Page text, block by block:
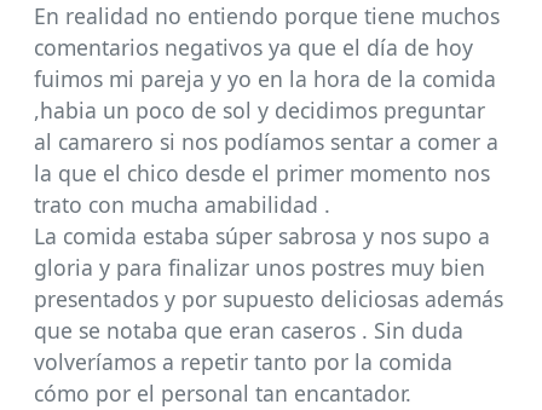
En realidad no entiendo porque tiene muchos
comentarios negativos ya que el día de hoy
fuimos mi pareja y yo en la hora de la comida
,habia un poco de sol y decidimos preguntar
al camarero si nos podíamos sentar a comer a
la que el chico desde el primer momento nos
trato con mucha amabilidad .
La comida estaba súper sabrosa y nos supo a
gloria y para finalizar unos postres muy bien
presentados y por supuesto deliciosas además
que se notaba que eran caseros . Sin duda
volveríamos a repetir tanto por la comida
cómo por el personal tan encantador.